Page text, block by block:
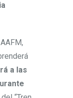
a las